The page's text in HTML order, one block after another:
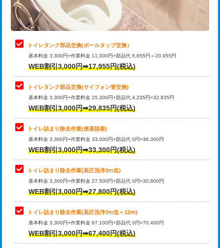
トイレタンク部品交換(ボールタップ交換）
基本料金 3,300円+作業料金 11,000円+部品代 6,655円＝20,955円
WEB割引3,000円➡17,955円(税込)
トイレタンク部品交換(サイフォン管交換)
基本料金 3,300円+作業料金 25,300円+部品代 4,235円=32,835円
WEB割引3,000円➡29,835円(税込)
トイレ詰まり除去作業(便器脱着)
基本料金 3,300円+作業料金 33,000円+部品代 0円=36,300円
WEB割引3,000円➡33,300円(税込)
トイレ詰まり除去作業(高圧洗浄3ⅿ迄)
基本料金 3,300円+作業料金 27,500円+部品代 0円=30,800円
WEB割引3,000円➡27,800円(税込)
トイレ詰まり除去作業(高圧洗浄3ⅿ迄＋12ⅿ)
基本料金 3,300円+作業料金 67,100円+部品代 0円=70,400円
WEB割引3,000円➡67,400円(税込)